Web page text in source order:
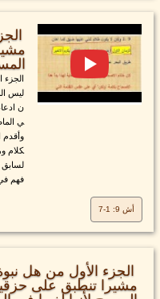
الجزء
ليس
ن
ي
وأقدم
كلام
لسابق
فهم
أش 9: 1-7
الجزء الأول من هل
مشيرا تنطبق على